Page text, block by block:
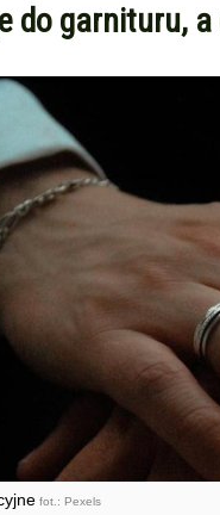
do garnituru,
fot.: Pexels